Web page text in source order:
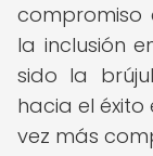
la inclusión
sido la
hacia el
vez más